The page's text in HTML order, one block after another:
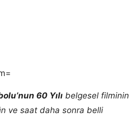
60 Yılı belgesel filminin
ve saat daha sonra belli